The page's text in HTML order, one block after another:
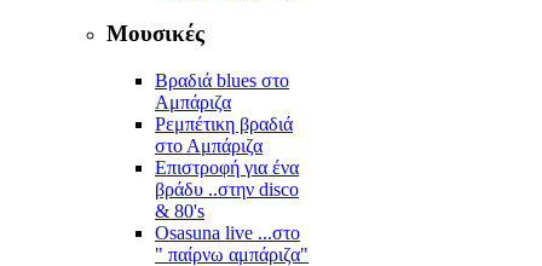
Μουσικές
Βραδιά blues στο
Αμπάριζα
Ρεμπέτικη βραδιά
στο Αμπάριζα
Επιστροφή για ένα
βράδυ ..στην disco
& 80's
Osasuna live ...στο
" παίρνω αμπάριζα"